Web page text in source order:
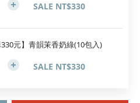
SALE NT$330
330元】青韻茉香奶綠(10包入)
SALE NT$330